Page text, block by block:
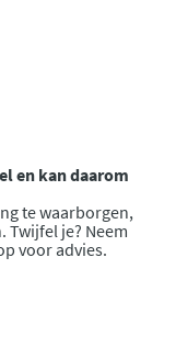
en kan daarom
te waarborgen,
Twijfel je? Neem
voor advies.